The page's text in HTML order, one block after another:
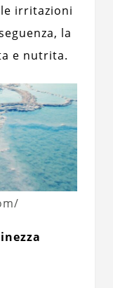
irritazioni
la
e nutrita.